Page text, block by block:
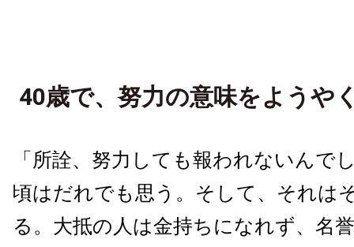
40歳で、努力の意味をようや
「所詮、努力しても報われないんで
頃はだれでも思う。そして、それは
る。大抵の人は金持ちになれず、名